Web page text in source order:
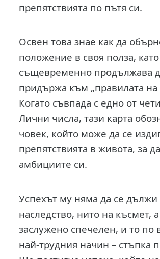
препятствията по пътя си.
Освен това знае как да
положение в своя полза, като
същевременно продължава
придържа към „правилата на
Когато съвпада с едно от
Лични числа, тази карта
човек, който може да се
препятствията в живота, за
амбициите си.
Успехът му няма да се дължи
наследство, нито на късмет,
заслужено спечелен, и то
най-трудния начин – стъпка